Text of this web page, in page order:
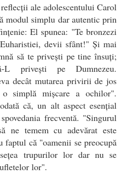
ale adolescentului Carol
modul simplu dar autentic prin
El spunea: "Te bronzezi
devii sfânt!" Și mai
să te privești pe tine însuți;
L privești pe Dumnezeu.
decât mutarea privirii de jos
simplă mișcare a ochilor".
că, un alt aspect esențial
frecventă. "Singurul
ne temem cu adevărat este
faptul că "oamenii se preocupă
trupurilor lor dar nu se
lor".